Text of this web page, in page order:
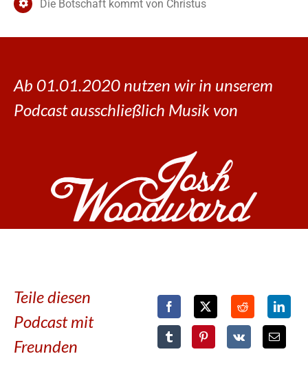
Die Botschaft kommt von Christus
Ab 01.01.2020 nutzen wir in unserem
Podcast ausschließlich Musik von
Teile diesen
Podcast mit
Freunden